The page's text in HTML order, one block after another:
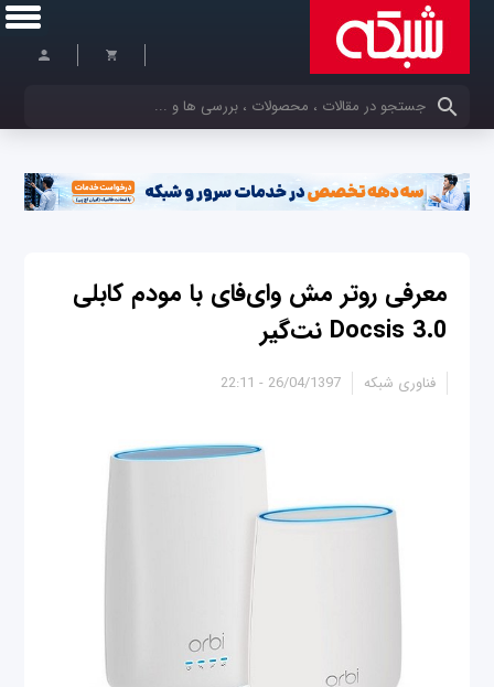
کلمات کلیدی خود را وارد کنید
معرفی روتر مش وای‌فای با مودم کابلی
Docsis 3.0 نت‌گیر
26/04/1397 - 22:11 فناوری شبکه